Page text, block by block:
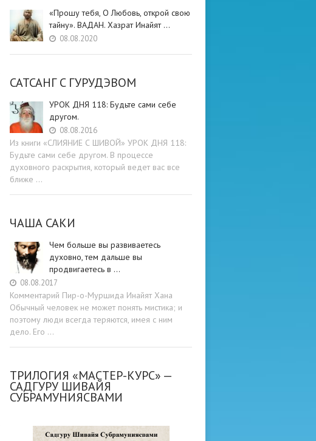
«Прошу тебя, О Любовь, открой свою
тайну». ВАДАН. Хазрат Инайят …
08.08.2020
САТСАНГ C ГУРУДЭВОМ
УРОК ДНЯ 118: Будьте cами cебе
другом.
08.08.2016
Из книги «СЛИЯНИЕ С ШИВОЙ» УРОК ДНЯ 118:
Будьте cами cебе другом. В процессе
духовного раскрытия, который ведет вас все
ближе …
ЧАША САКИ
Чем больше вы развиваетесь
духовно, тем дальше вы
продвигаетесь в …
08.08.2017
Комментарий Пир-о-Муршида Инайят Хана
Обычный человек не может понять мистика; и
поэтому люди всегда теряются, имея с ним
дело. Его …
ТРИЛОГИЯ «МАСТЕР-КУРС» —
САДГУРУ ШИВАЙЯ
СУБРАМУНИЯСВАМИ